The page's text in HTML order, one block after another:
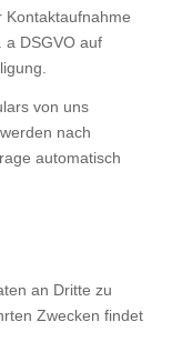
Kontaktaufnahme
a DSGVO auf
von uns
nach
automatisch
an Dritte zu
Zwecken findet